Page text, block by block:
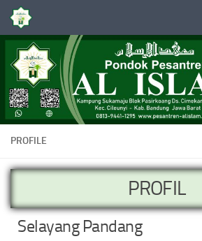
Skip to content
PROFILE
PROFIL
Selayang Pandang